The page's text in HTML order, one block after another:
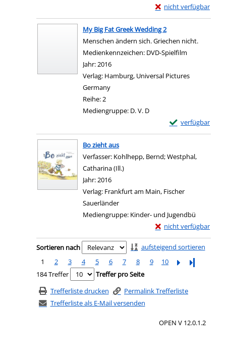
nicht verfügbar
Exemplar-Details von
Zum Download von
My Big Fat Greek Wedding 2
Menschen ändern sich. Griechen nicht.
Suche nach diesem Verfasser
Medienkennzeichen: DVD-Spielfilm
Jahr:2016
Verlag: Hamburg, Universal Pictures
Germany
Reihe:2
Mediengruppe: D. V. D
verfügbar
Exemplar-Details
Zum Download
Bo zieht aus
Verfasser: Kohlhepp, Bernd;Westphal,
Catharina (Ill.)
Jahr:2016
Verlag: Frankfurt am Main, Fischer
Sauerländer
Mediengruppe: Kinder- und Jugendbü
nicht verfügbar
Exemplar-Details von
Zum Download von
Zu den Suchfiltern springen
Sortieren nach
aufsteigend sortieren
1
2 3 4 5 6 7 8 9 10
Letzte Seite
184 Treffer
Treffer pro Seite
Trefferliste drucken
Permalink Trefferliste
Trefferliste als E-Mail versenden
OPEN V 12.0.1.2